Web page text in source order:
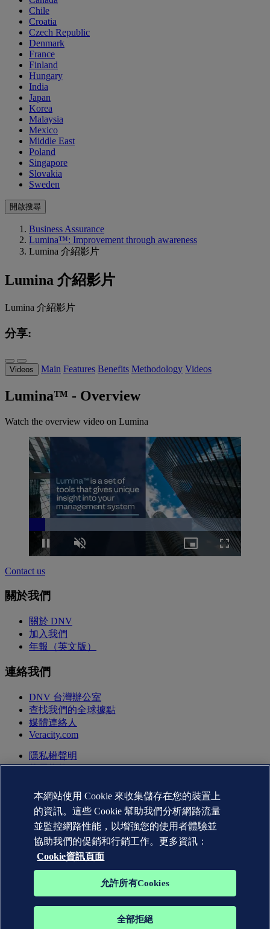
Chile
Croatia
Czech Republic
Denmark
France
Finland
Hungary
India
Japan
Korea
Malaysia
Mexico
Middle East
Poland
Singapore
Slovakia
Sweden
開啟搜尋
Business Assurance
Lumina™: Improvement through awareness
Lumina 介紹影片
Lumina 介紹影片
Lumina 介紹影片
分享:
Videos Main Features Benefits Methodology Videos
Lumina™ - Overview
Watch the overview video on Lumina
Pause Unmute
76.66%
Picture-
in-
Fullscreen
Contact us
關於我們
關於 DNV
加入我們
年報（英文版）
連絡我們
DNV 台灣辦公室
查找我們的全球據點
媒體連絡人
Veracity.com
隱私權聲明
使用條款
Cookie資訊
本網站使用 Cookie 來收集儲存在您的裝置上
的資訊。這些 Cookie 幫助我們分析網路流量
並監控網路性能，以增強您的使用者體驗並
協助我們的促銷和行銷工作。更多資訊：
Cookie資訊頁面
允許所有Cookies
全部拒絕